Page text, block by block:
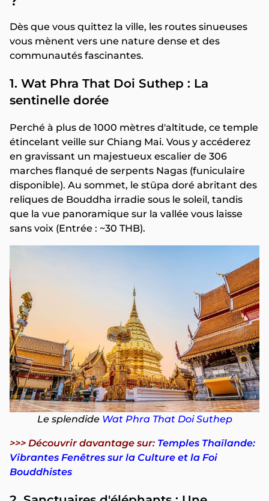
Dès que vous quittez la ville, les routes sinueuses
vous mènent vers une nature dense et des
communautés fascinantes.
1. Wat Phra That Doi Suthep : La
sentinelle dorée
Perché à plus de 1000 mètres d'altitude, ce temple
étincelant veille sur Chiang Mai. Vous y accéderez
en gravissant un majestueux escalier de 306
marches flanqué de serpents Nagas (funiculaire
disponible). Au sommet, le stūpa doré abritant des
reliques de Bouddha irradie sous le soleil, tandis
que la vue panoramique sur la vallée vous laisse
sans voix (Entrée : ~30 THB).
Le splendide Wat Phra That Doi Suthep
>>> Découvrir davantage sur: Temples Thaïlande:
Vibrantes Fenêtres sur la Culture et la Foi
Bouddhistes